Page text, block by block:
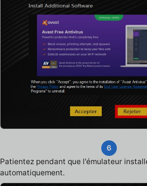
6
Patientez pendant que l'émulateur
automatiquement.